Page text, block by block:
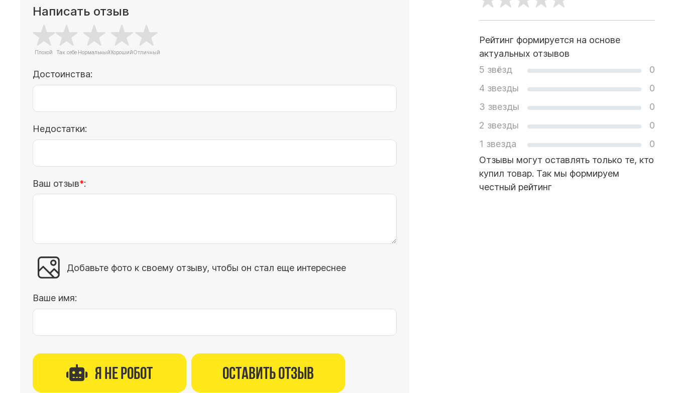
Рейтинг формируется на основе
актуальных отзывов
5 звёзд
0
4 звезды
0
3 звезды
0
2 звезды
0
1 звезда
0
Отзывы могут оставлять только те, кто
купил товар. Так мы формируем
честный рейтинг
Написать отзыв
Достоинства:
Недостатки:
Ваш отзыв :
Добавьте фото к своему отзыву, чтобы он стал еще интереснее
Ваше имя:
Я не робот Оставить отзыв